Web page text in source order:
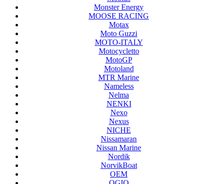
Monster Energy
MOOSE RACING
Motax
Moto Guzzi
MOTO-ITALY
Motocycletto
MotoGP
Motoland
MTR Marine
Nameless
Nelma
NENKI
Nexo
Nexus
NICHE
Nissamaran
Nissan Marine
Nordik
NorvikBoat
OEM